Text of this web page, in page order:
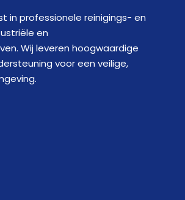
in professionele reinigings- en
en
Wij leveren hoogwaardige
voor een veilige,